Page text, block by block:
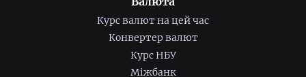
Курс валют на цей час
Конвертер валют
Курс НБУ
Міжбанк